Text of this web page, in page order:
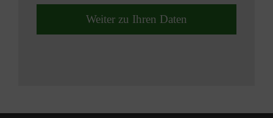
Weiter zu Ihren Daten